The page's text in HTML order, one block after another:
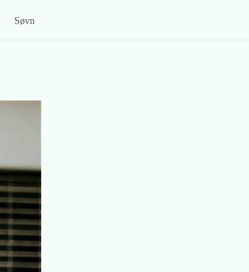
Søvn